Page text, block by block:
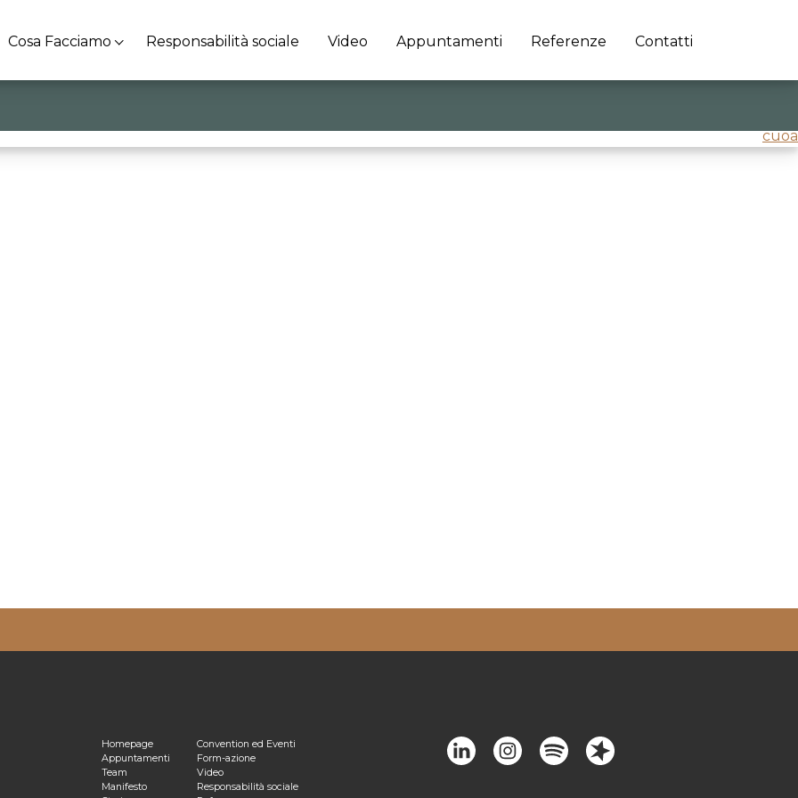
Cosa Facciamo Responsabilità sociale Video Appuntamenti Referenze Contatti
cuoa
Privacy PolicyHomepage
Appuntamenti
Team
Manifesto
Convention ed Eventi
Form-azione
Video
Responsabilità sociale